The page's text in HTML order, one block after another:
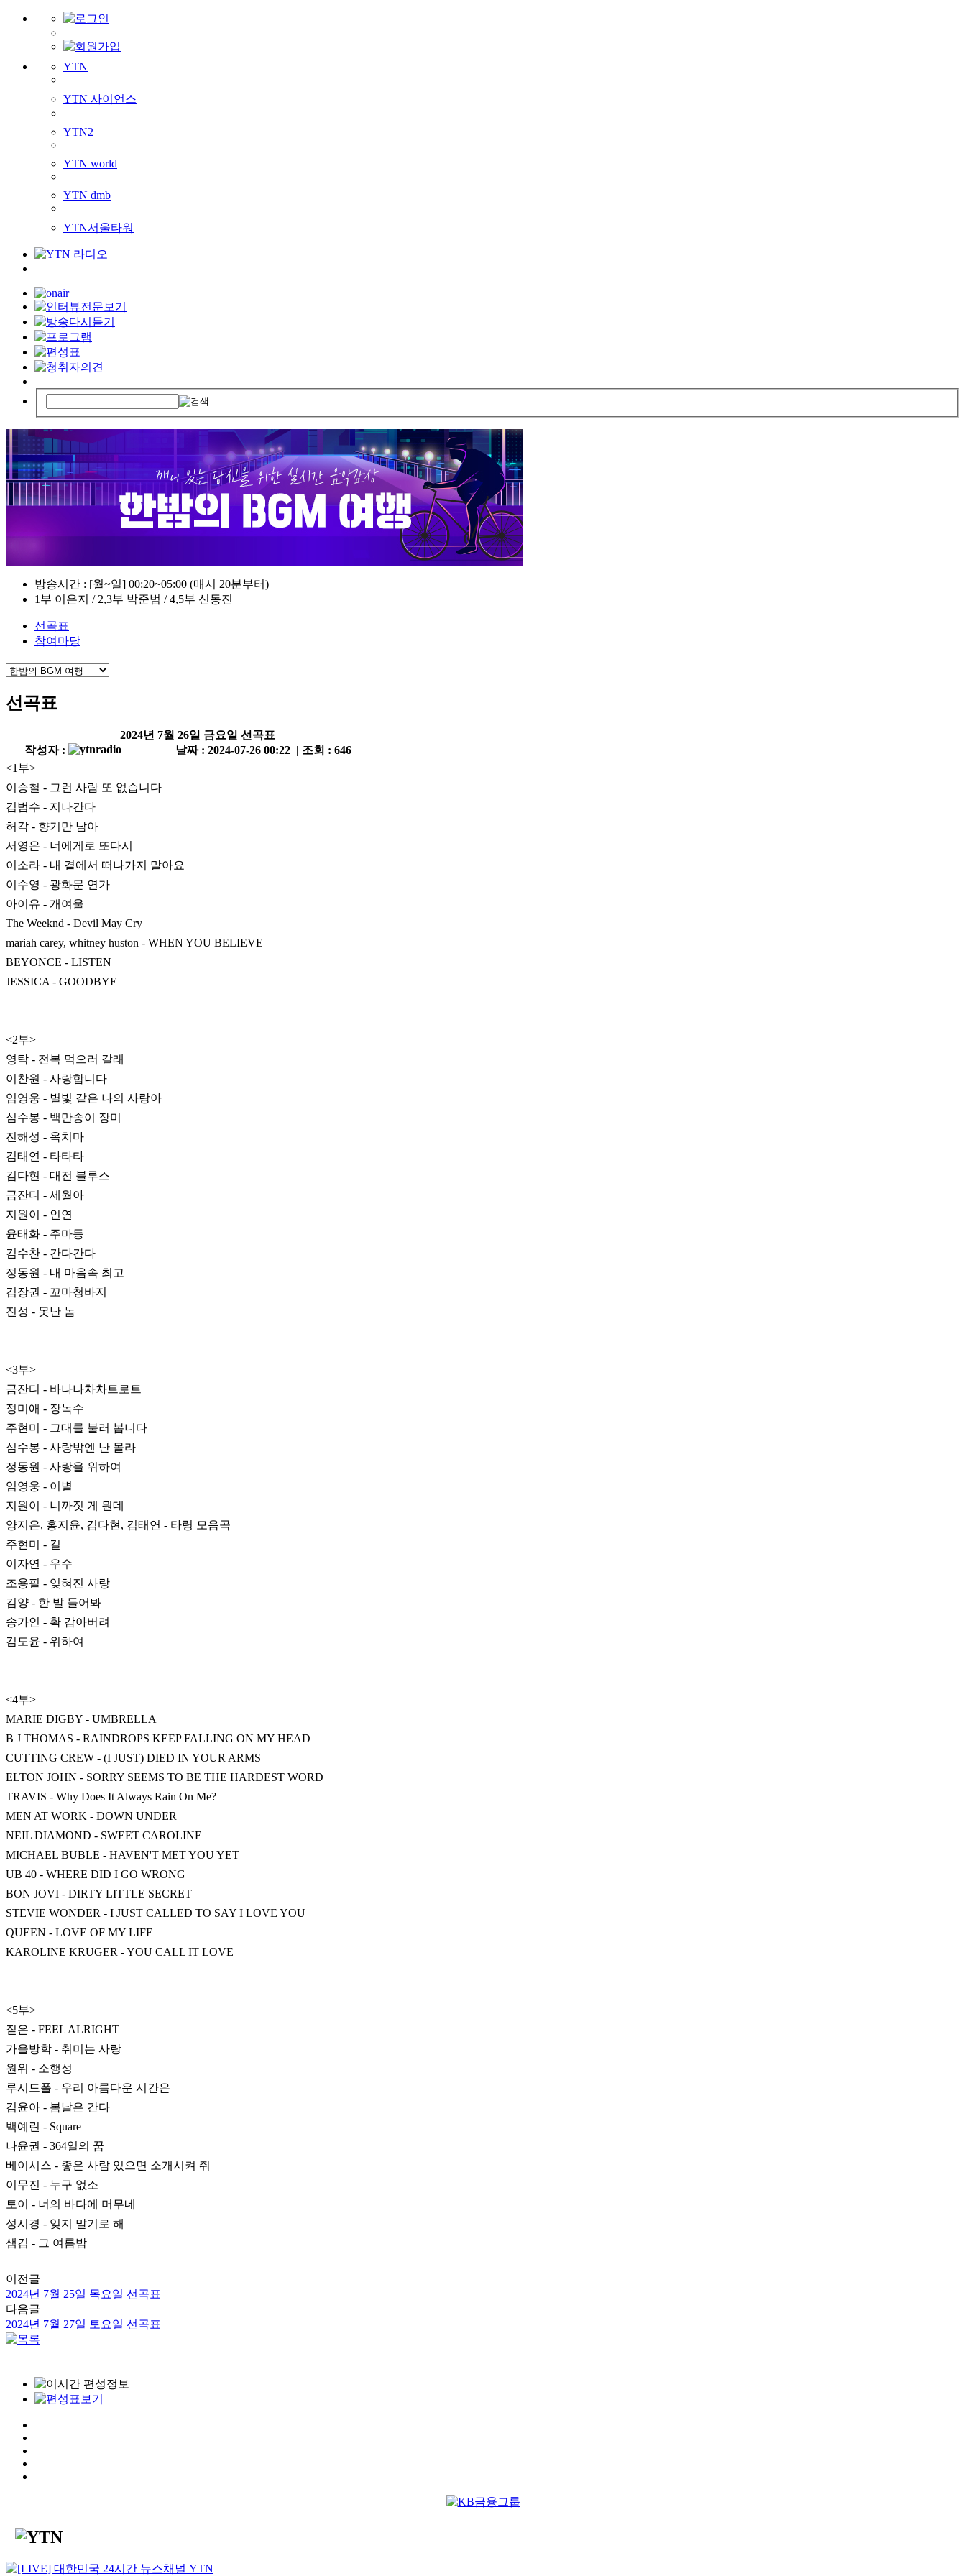
YTN
YTN 사이언스
YTN2
YTN world
YTN dmb
YTN서울타워
방송시간 : [월~일] 00:20~05:00 (매시 20분부터)
1부 이은지 / 2,3부 박준범 / 4,5부 신동진
선곡표
참여마당
선곡표
2024년 7월 26일 금요일 선곡표
작성자 :
날짜 : 2024-07-26 00:22 | 조회 : 646
<1부>
이승철 - 그런 사람 또 없습니다
김범수 - 지나간다
허각 - 향기만 남아
서영은 - 너에게로 또다시
이소라 - 내 곁에서 떠나가지 말아요
이수영 - 광화문 연가
아이유 - 개여울
The Weeknd - Devil May Cry
mariah carey, whitney huston - WHEN YOU BELIEVE
BEYONCE - LISTEN
JESSICA - GOODBYE
<2부>
영탁 - 전복 먹으러 갈래
이찬원 - 사랑합니다
임영웅 - 별빛 같은 나의 사랑아
심수봉 - 백만송이 장미
진해성 - 옥치마
김태연 - 타타타
김다현 - 대전 블루스
금잔디 - 세월아
지원이 - 인연
윤태화 - 주마등
김수찬 - 간다간다
정동원 - 내 마음속 최고
김장권 - 꼬마청바지
진성 - 못난 놈
<3부>
금잔디 - 바나나차차트로트
정미애 - 장녹수
주현미 - 그대를 불러 봅니다
심수봉 - 사랑밖엔 난 몰라
정동원 - 사랑을 위하여
임영웅 - 이별
지원이 - 니까짓 게 뭔데
양지은, 홍지윤, 김다현, 김태연 - 타령 모음곡
주현미 - 길
이자연 - 우수
조용필 - 잊혀진 사랑
김양 - 한 발 들어봐
송가인 - 확 감아버려
김도윤 - 위하여
<4부>
MARIE DIGBY - UMBRELLA
B J THOMAS - RAINDROPS KEEP FALLING ON MY HEAD
CUTTING CREW - (I JUST) DIED IN YOUR ARMS
ELTON JOHN - SORRY SEEMS TO BE THE HARDEST WORD
TRAVIS - Why Does It Always Rain On Me?
MEN AT WORK - DOWN UNDER
NEIL DIAMOND - SWEET CAROLINE
MICHAEL BUBLE - HAVEN'T MET YOU YET
UB 40 - WHERE DID I GO WRONG
BON JOVI - DIRTY LITTLE SECRET
STEVIE WONDER - I JUST CALLED TO SAY I LOVE YOU
QUEEN - LOVE OF MY LIFE
KAROLINE KRUGER - YOU CALL IT LOVE
<5부>
짙은 - FEEL ALRIGHT
가을방학 - 취미는 사랑
원위 - 소행성
루시드폴 - 우리 아름다운 시간은
김윤아 - 봄날은 간다
백예린 - Square
나윤권 - 364일의 꿈
베이시스 - 좋은 사람 있으면 소개시켜 줘
이무진 - 누구 없소
토이 - 너의 바다에 머무네
성시경 - 잊지 말기로 해
샘김 - 그 여름밤
이전글
2024년 7월 25일 목요일 선곡표
다음글
2024년 7월 27일 토요일 선곡표